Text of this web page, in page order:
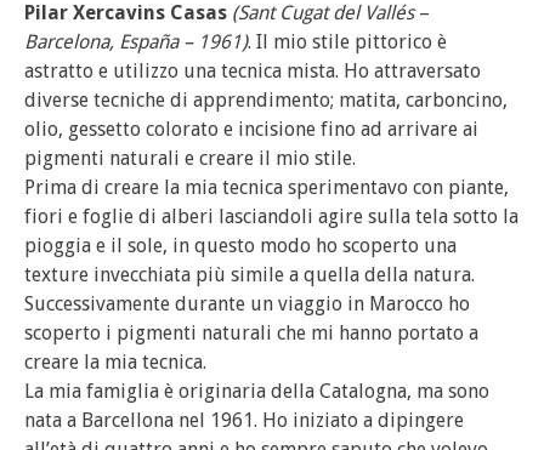
Pilar Xercavins Casas (Sant Cugat del Vallés–
Barcelona, España – 1961). Il mio stile pittorico è
astratto e utilizzo una tecnica mista. Ho attraversato
diverse tecniche di apprendimento; matita, carboncino,
olio, gessetto colorato e incisione fino ad arrivare ai
pigmenti naturali e creare il mio stile.
Prima di creare la mia tecnica sperimentavo con piante,
fiori e foglie di alberi lasciandoli agire sulla tela sotto la
pioggia e il sole, in questo modo ho scoperto una
texture invecchiata più simile a quella della natura.
Successivamente durante un viaggio in Marocco ho
scoperto i pigmenti naturali che mi hanno portato a
creare la mia tecnica.
La mia famiglia è originaria della Catalogna, ma sono
nata a Barcellona nel 1961. Ho iniziato a dipingere